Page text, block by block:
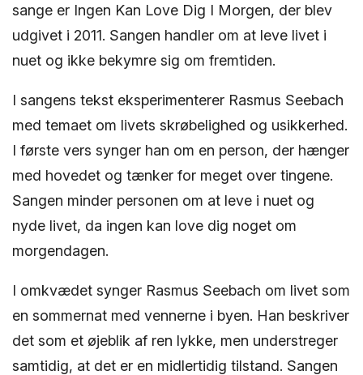
sange er Ingen Kan Love Dig I Morgen, der blev
udgivet i 2011. Sangen handler om at leve livet i
nuet og ikke bekymre sig om fremtiden.
I sangens tekst eksperimenterer Rasmus Seebach
med temaet om livets skrøbelighed og usikkerhed.
I første vers synger han om en person, der hænger
med hovedet og tænker for meget over tingene.
Sangen minder personen om at leve i nuet og
nyde livet, da ingen kan love dig noget om
morgendagen.
I omkvædet synger Rasmus Seebach om livet som
en sommernat med vennerne i byen. Han beskriver
det som et øjeblik af ren lykke, men understreger
samtidig, at det er en midlertidig tilstand. Sangen